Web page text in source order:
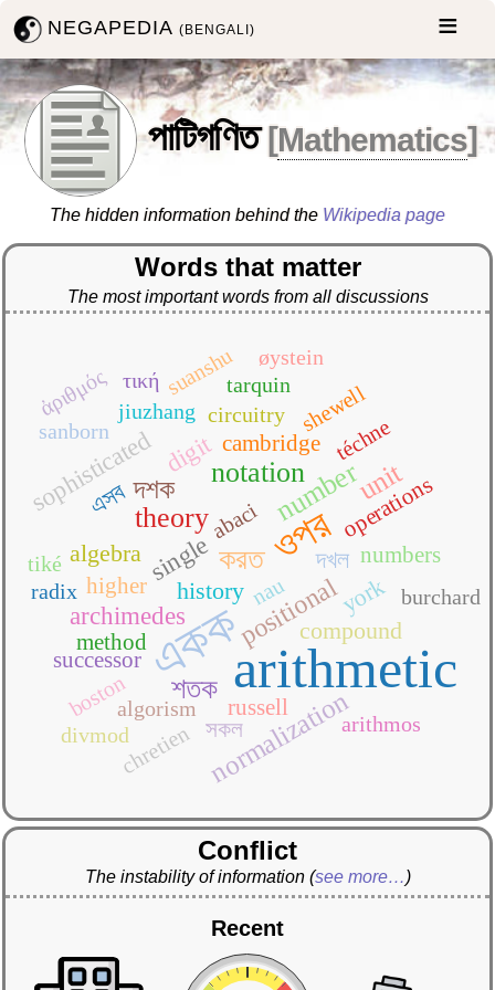
NEGAPEDIA(BENGALI)
পাটিগণিত [Mathematics]
The hidden information behind the Wikipedia page
Words that matter
The most important words from all discussions
arithmetic
একক
ওপর
করত
notationnumber
theory
unit
শতকnormalization
দশক
positional
archimedes
digit
single
sophisticated
algebra
compound
history york
এসব
দখল
cambridge
higher
method
numbers
operations
russell
successor
সকল
abaci
algorism
arithmos
boston
burchard
chretien
circuitry
divmod
jiuzhang
nau
radix
sanborn shewell
suanshutarquin
tiké
téchne
øystein
τική
ἀριθμός
Conflict
The instability of information (see more…)
Recent